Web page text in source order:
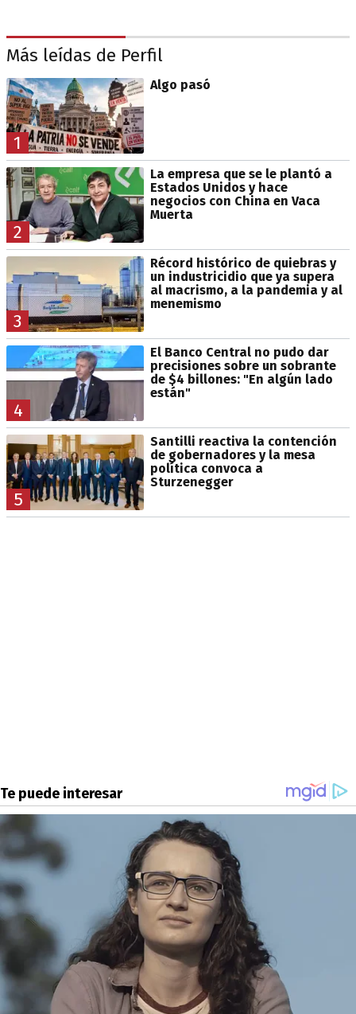
Más leídas de Perfil
1
Algo pasó
2
La empresa que se le plantó a
Estados Unidos y hace
negocios con China en Vaca
Muerta
3
Récord histórico de quiebras y
un industricidio que ya supera
al macrismo, a la pandemia y al
menemismo
4
El Banco Central no pudo dar
precisiones sobre un sobrante
de $4 billones: "En algún lado
están"
5
Santilli reactiva la contención
de gobernadores y la mesa
política convoca a
Sturzenegger